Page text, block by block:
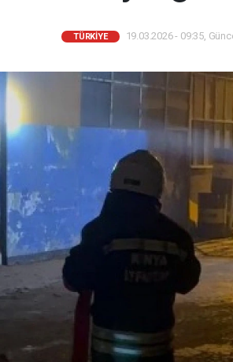
TÜRKIYE 19.03.2026 - 09:35,